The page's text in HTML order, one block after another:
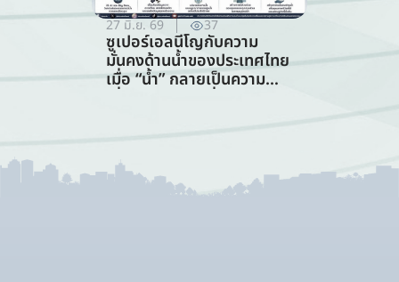
27 มิ.ย. 69 37
ซูเปอร์เอลนีโญกับความ
มั่นคงด้านน้ำของประเทศไทย
เมื่อ “น้ำ” กลายเป็นความ